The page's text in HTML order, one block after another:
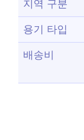
지역 구분
용기 타입
배송비